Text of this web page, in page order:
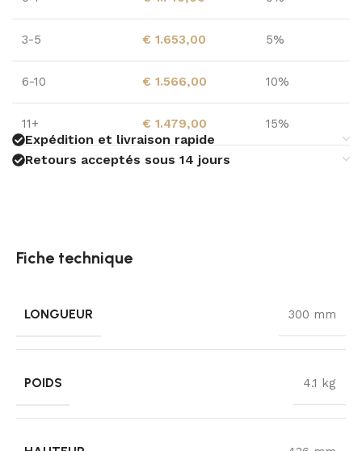
3-5 € 1.653,00 5%
6-10 € 1.566,00 10%
11+ € 1.479,00 15%
Expédition et livraison rapide
Retours acceptés sous 14 jours
Fiche technique
LONGUEUR 300 mm
POIDS 4.1 kg